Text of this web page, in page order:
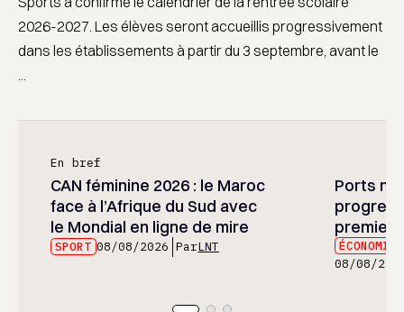
2026-2027. Les élèves seront accueillis progressivement
dans les établissements à partir du 3 septembre, avant le
En bref
CAN féminine 2026 : le Maroc
face à l’Afrique du Sud avec
le Mondial en ligne de mire
SPORT 08/08/2026 ParLNT
Ports
premier
08/08/